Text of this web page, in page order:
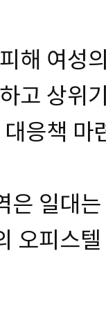
해 여성
고 상위
응책 마
은 일대
오피스